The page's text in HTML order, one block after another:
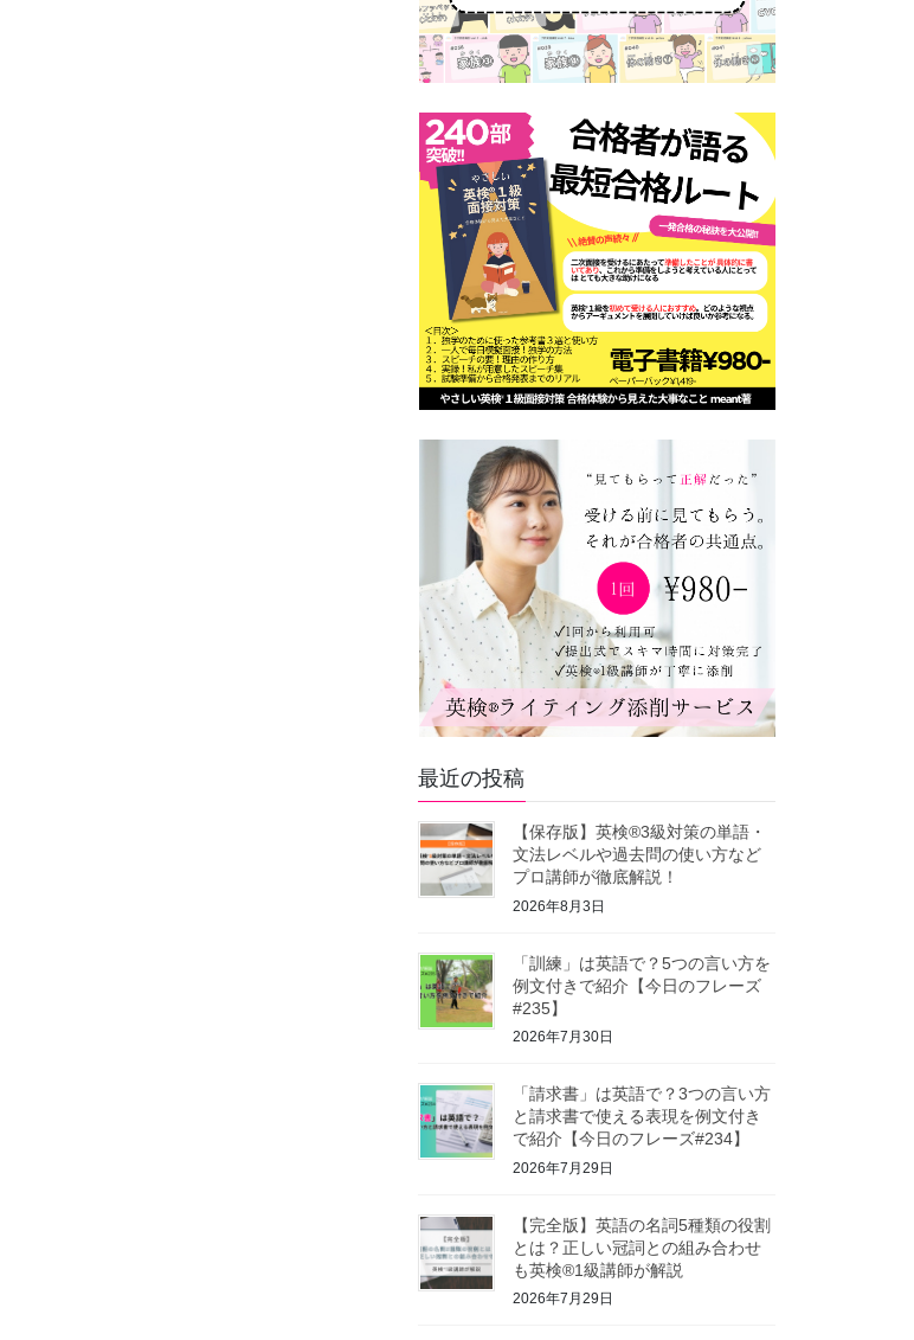
最近の投稿
【保存版】英検®3級対策の単語・
文法レベルや過去問の使い方など
プロ講師が徹底解説！
2026年8月3日
「訓練」は英語で？5つの言い方を
例文付きで紹介【今日のフレーズ
#235】
2026年7月30日
「請求書」は英語で？3つの言い方
と請求書で使える表現を例文付き
で紹介【今日のフレーズ#234】
2026年7月29日
【完全版】英語の名詞5種類の役割
とは？正しい冠詞との組み合わせ
も英検®1級講師が解説
2026年7月29日